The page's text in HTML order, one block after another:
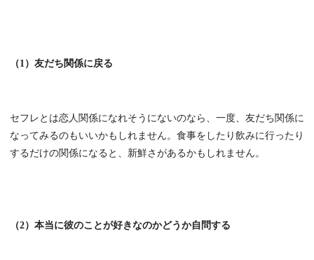
（1）友だち関係に戻る
セフレとは恋人関係になれそうにないのなら、一度、友だち関係に
なってみるのもいいかもしれません。食事をしたり飲みに行ったり
するだけの関係になると、新鮮さがあるかもしれません。
（2）本当に彼のことが好きなのかどうか自問する